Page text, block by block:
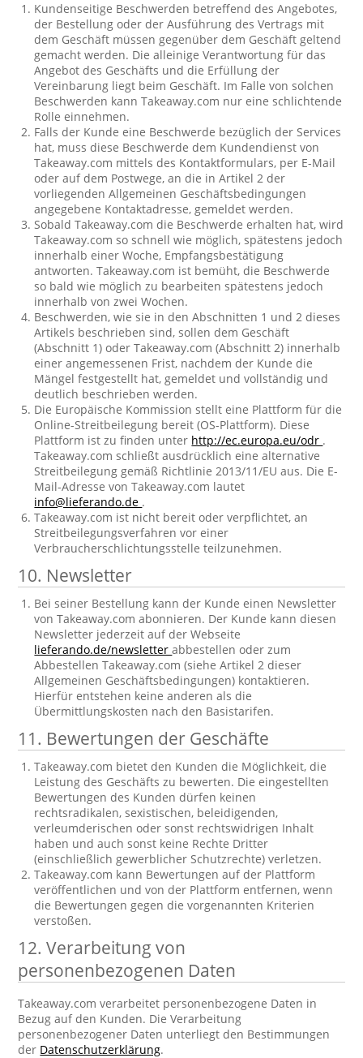
Kundenseitige Beschwerden betreffend des Angebotes,
der Bestellung oder der Ausführung des Vertrags mit
dem Geschäft müssen gegenüber dem Geschäft geltend
gemacht werden. Die alleinige Verantwortung für das
Angebot des Geschäfts und die Erfüllung der
Vereinbarung liegt beim Geschäft. Im Falle von solchen
Beschwerden kann Takeaway.com nur eine schlichtende
Rolle einnehmen.
Falls der Kunde eine Beschwerde bezüglich der Services
hat, muss diese Beschwerde dem Kundendienst von
Takeaway.com mittels des Kontaktformulars, per E-Mail
oder auf dem Postwege, an die in Artikel 2 der
vorliegenden Allgemeinen Geschäftsbedingungen
angegebene Kontaktadresse, gemeldet werden.
Sobald Takeaway.com die Beschwerde erhalten hat, wird
Takeaway.com so schnell wie möglich, spätestens jedoch
innerhalb einer Woche, Empfangsbestätigung
antworten. Takeaway.com ist bemüht, die Beschwerde
so bald wie möglich zu bearbeiten spätestens jedoch
innerhalb von zwei Wochen.
Beschwerden, wie sie in den Abschnitten 1 und 2 dieses
Artikels beschrieben sind, sollen dem Geschäft
(Abschnitt 1) oder Takeaway.com (Abschnitt 2) innerhalb
einer angemessenen Frist, nachdem der Kunde die
Mängel festgestellt hat, gemeldet und vollständig und
deutlich beschrieben werden.
Die Europäische Kommission stellt eine Plattform für die
Online-Streitbeilegung bereit (OS-Plattform). Diese
Plattform ist zu finden unter http://ec.europa.eu/odr .
Takeaway.com schließt ausdrücklich eine alternative
Streitbeilegung gemäß Richtlinie 2013/11/EU aus. Die E-
Mail-Adresse von Takeaway.com lautet
info@lieferando.de .
Takeaway.com ist nicht bereit oder verpflichtet, an
Streitbeilegungsverfahren vor einer
Verbraucherschlichtungsstelle teilzunehmen.
10. Newsletter
Bei seiner Bestellung kann der Kunde einen Newsletter
von Takeaway.com abonnieren. Der Kunde kann diesen
Newsletter jederzeit auf der Webseite
lieferando.de/newsletterabbestellen oder zum
Abbestellen Takeaway.com (siehe Artikel 2 dieser
Allgemeinen Geschäftsbedingungen) kontaktieren.
Hierfür entstehen keine anderen als die
Übermittlungskosten nach den Basistarifen.
11. Bewertungen der Geschäfte
Takeaway.com bietet den Kunden die Möglichkeit, die
Leistung des Geschäfts zu bewerten. Die eingestellten
Bewertungen des Kunden dürfen keinen
rechtsradikalen, sexistischen, beleidigenden,
verleumderischen oder sonst rechtswidrigen Inhalt
haben und auch sonst keine Rechte Dritter
(einschließlich gewerblicher Schutzrechte) verletzen.
Takeaway.com kann Bewertungen auf der Plattform
veröffentlichen und von der Plattform entfernen, wenn
die Bewertungen gegen die vorgenannten Kriterien
verstoßen.
12. Verarbeitung von
personenbezogenen Daten
Takeaway.com verarbeitet personenbezogene Daten in
Bezug auf den Kunden. Die Verarbeitung
personenbezogener Daten unterliegt den Bestimmungen
der Datenschutzerklärung.